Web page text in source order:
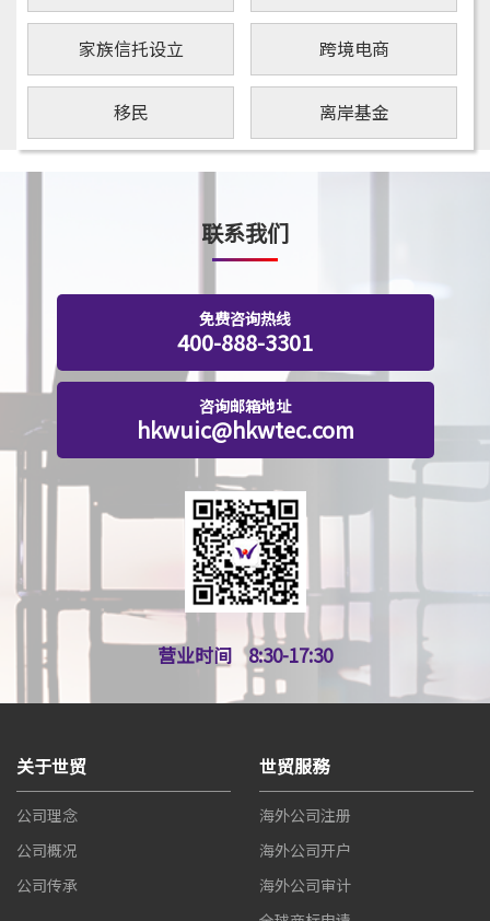
家族信托设立 跨境电商
移民 离岸基金
联系我们
免费咨询热线
400-888-3301
咨询邮箱地址
hkwuic@hkwtec.com
营业时间 8:30-17:30
关于世贸
公司理念
公司概况
公司传承
世贸服務
海外公司注册
海外公司开户
海外公司审计